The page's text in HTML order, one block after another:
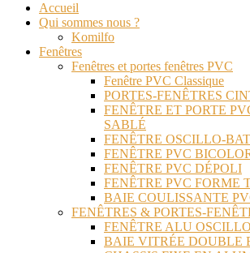
Accueil
Qui sommes nous ?
Komilfo
Fenêtres
Fenêtres et portes fenêtres PVC
Fenêtre PVC Classique
PORTES-FENÊTRES
FENÊTRE ET PORTE
SABLÉ
FENÊTRE OSCILLO-
FENÊTRE PVC
FENÊTRE PVC DÉPOLI
FENÊTRE PVC FORME
BAIE COULISSANTE
FENÊTRES & PORTES-
FENÊTRE ALU
BAIE VITRÉE DOUBLE